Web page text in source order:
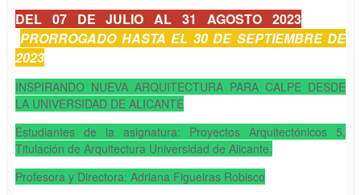
DEL 07 DE JULIO AL 31 AGOSTO 2023
PRORROGADO HASTA EL 30 DE SEPTIEMBRE DE
2023
INSPIRANDO NUEVA ARQUITECTURA PARA CALPE DESDE
LA UNIVERSIDAD DE ALICANTE
Estudiantes de la asignatura: Proyectos Arquitectónicos 5,
Titulación de Arquitectura Universidad de Alicante.
Profesora y Directora: Adriana Figueiras Robisco